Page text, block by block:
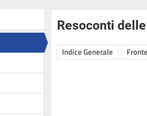
Resoconti
Indice Generale